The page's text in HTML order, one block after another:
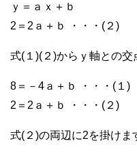
ｙ＝ａｘ＋ｂ
2＝2ａ＋ｂ ・・・(２)
式(１)(２)からｙ軸との交
8＝－4ａ＋ｂ ・・・(１)
2＝2ａ＋ｂ ・・・(２)
式(２)の両辺に2を掛けま